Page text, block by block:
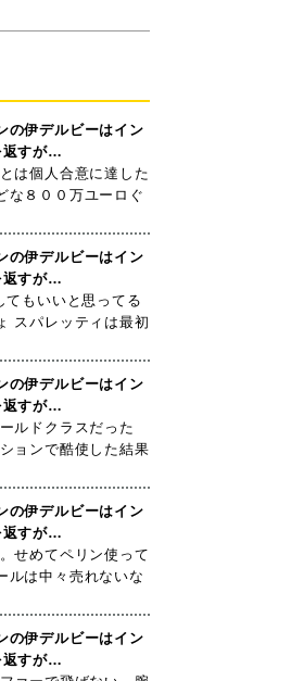
の伊デルビーはイン
返すが…
は個人合意に達した
な８００万ユーロぐ
の伊デルビーはイン
返すが…
てもいいと思ってる
スパレッティは最初
の伊デルビーはイン
返すが…
ルドクラスだった
ョンで酷使した結果
の伊デルビーはイン
返すが…
せめてペリン使って
ルは中々売れないな
の伊デルビーはイン
返すが…